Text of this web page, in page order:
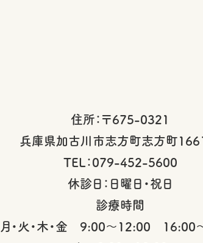
住所：〒675-0321
兵庫県加古川市志方町志方町
TEL：079-452-5600
休診日：日曜日・祝日
診療時間
月・火・木・金 9:00～12:00 16:00